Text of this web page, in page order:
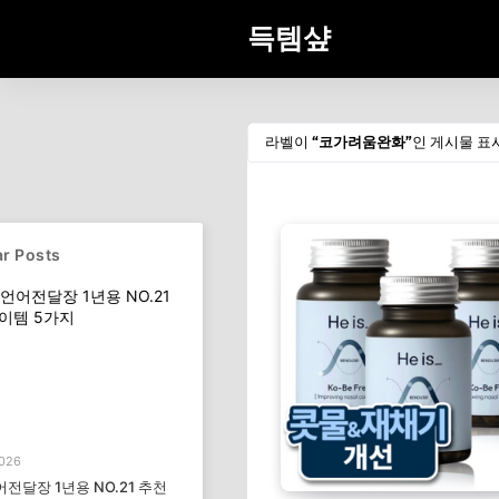
득템샾
라벨이 코가려움완화 인 게시물 표
Posts
전달장 1년용 NO.21 추천